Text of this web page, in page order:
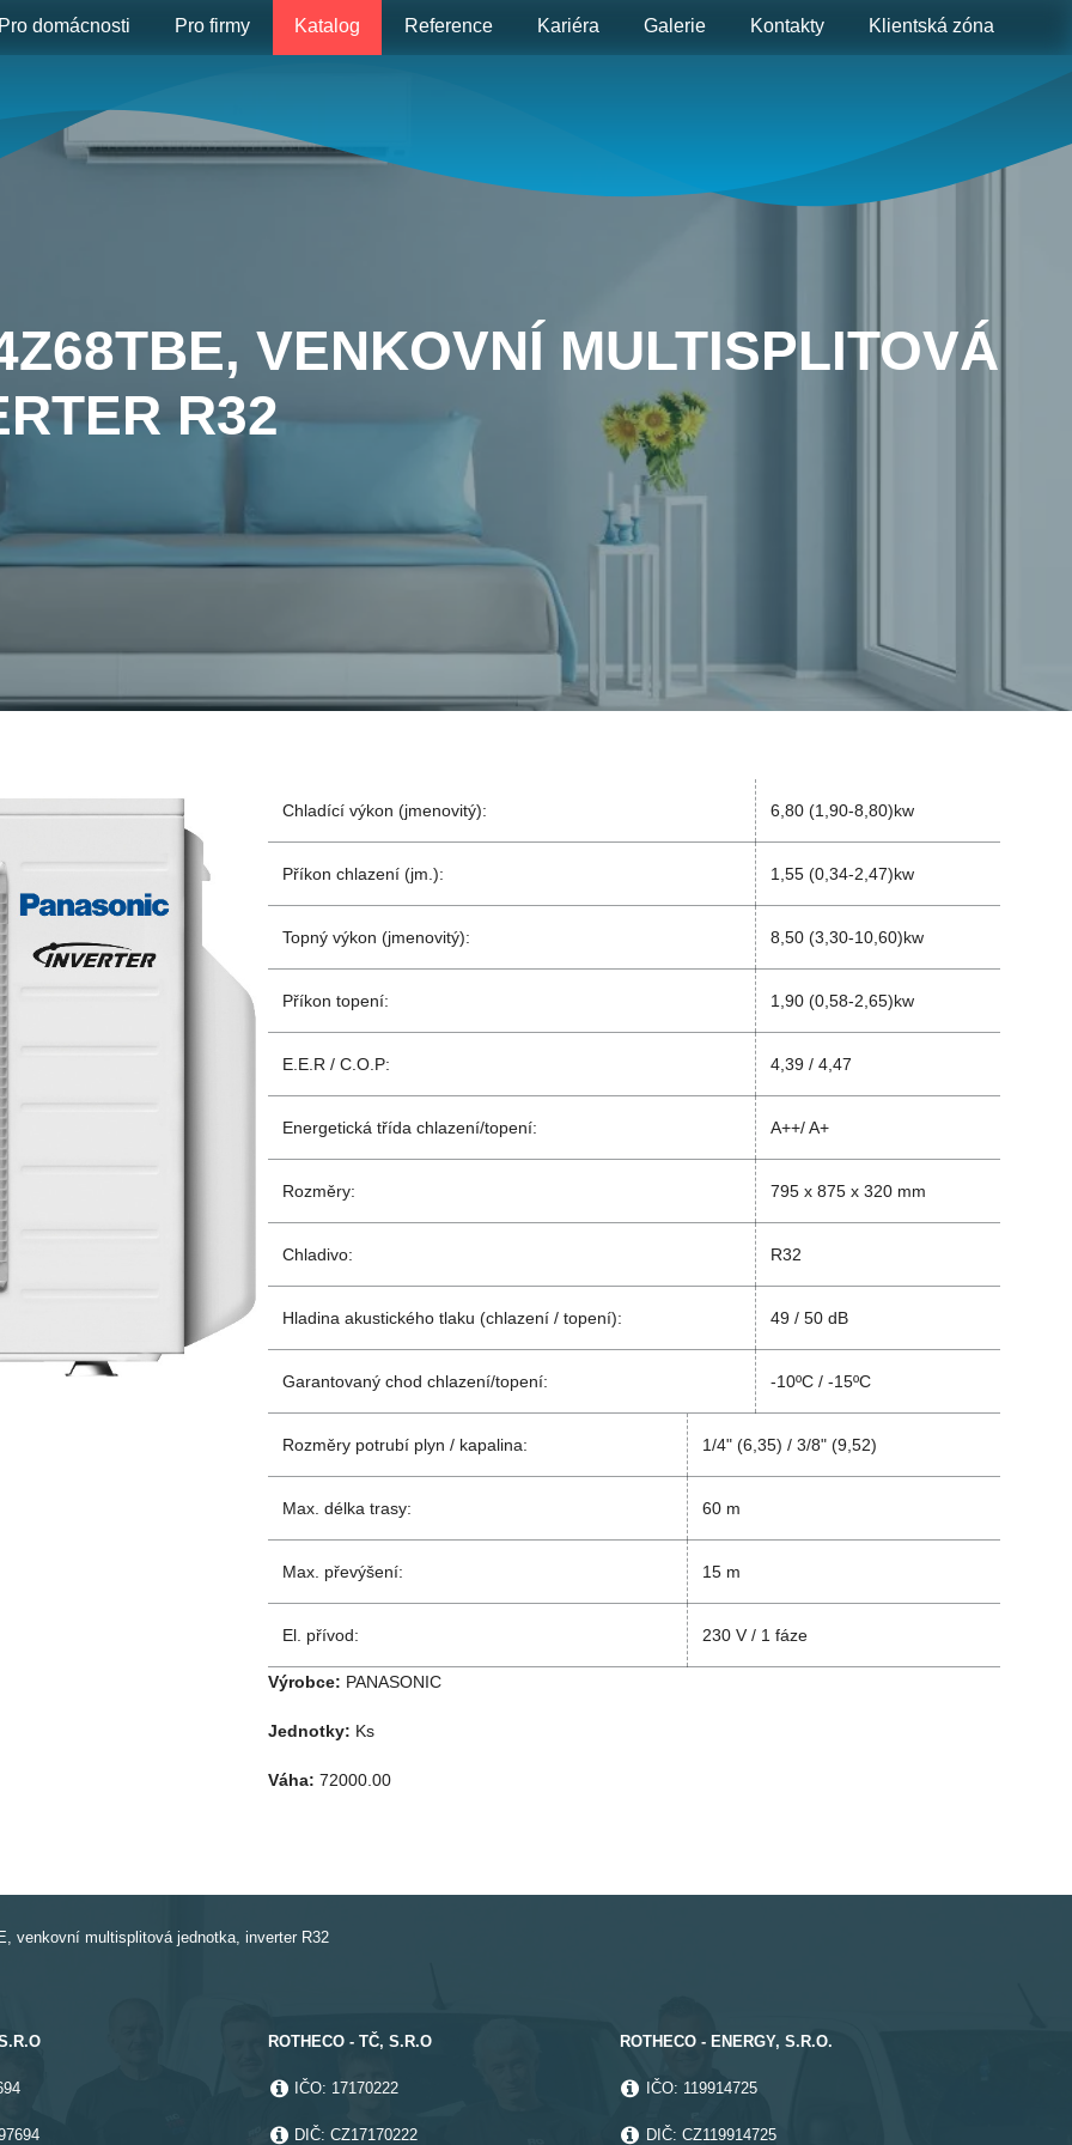
domácnosti Pro firmy Katalog Reference Kariéra Galerie Kontakty Klientská zóna
VENKOVNÍ MULTISPLITOVÁ
R32
Chladící výkon (jmenovitý): 6,80 (1,90-8,80)kw
Příkon chlazení (jm.): 1,55 (0,34-2,47)kw
Topný výkon (jmenovitý): 8,50 (3,30-10,60)kw
Příkon topení: 1,90 (0,58-2,65)kw
E.E.R / C.O.P: 4,39 / 4,47
Energetická třída chlazení/topení: A++/ A+
Rozměry: 795 x 875 x 320 mm
Chladivo: R32
Hladina akustického tlaku (chlazení / topení): 49 / 50 dB
Garantovaný chod chlazení/topení: -10ºC / -15ºC
Rozměry potrubí plyn / kapalina: 1/4" (6,35) / 3/8" (9,52)
Max. délka trasy: 60 m
Max. převýšení: 15 m
El. přívod: 230 V / 1 fáze
Výrobce: PANASONIC
Jednotky: Ks
Váha: 72000.00
venkovní multisplitová jednotka, inverter R32
ROTHECO - TČ, S.R.O
IČO: 17170222
DIČ: CZ17170222
ROTHECO - ENERGY, S.R.O.
IČO: 119914725
DIČ: CZ119914725